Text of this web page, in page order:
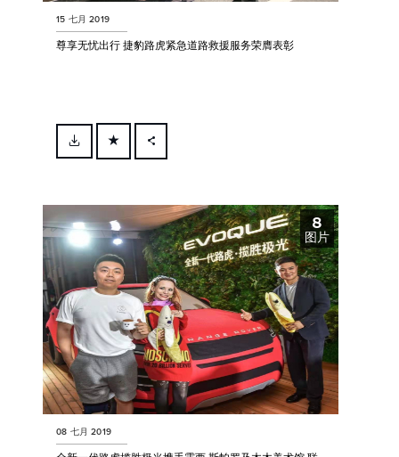
15 七月 2019
尊享无忧出行 捷豹路虎紧急道路救援服务荣膺表彰
FACEBOOK
LINKEDIN
SHARE
8
图片
08 七月 2019